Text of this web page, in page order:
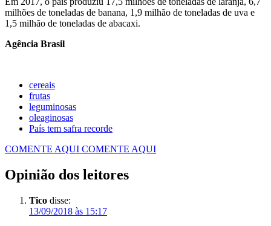
milhões de toneladas de banana, 1,9 milhão de toneladas de uva e
1,5 milhão de toneladas de abacaxi.
Agência Brasil
cereais
frutas
leguminosas
oleaginosas
País tem safra recorde
COMENTE AQUI COMENTE AQUI
Opinião dos leitores
Tico disse:
13/09/2018 às 15:17